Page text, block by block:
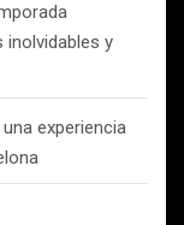
y
experiencia